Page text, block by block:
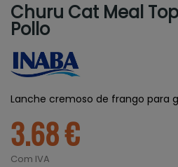
Churu Cat Meal
Pollo
Lanche cremoso de frango para
3.68 €
Com IVA